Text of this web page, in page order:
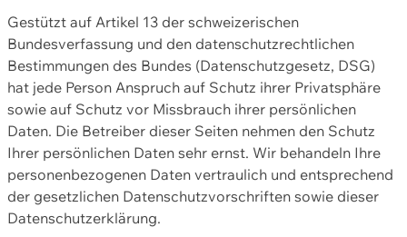
Gestützt auf Artikel 13 der schweizerischen
Bundesverfassung und den datenschutzrechtlichen
Bestimmungen des Bundes (Datenschutzgesetz, DSG)
hat jede Person Anspruch auf Schutz ihrer Privatsphäre
sowie auf Schutz vor Missbrauch ihrer persönlichen
Daten. Die Betreiber dieser Seiten nehmen den Schutz
Ihrer persönlichen Daten sehr ernst. Wir behandeln Ihre
personenbezogenen Daten vertraulich und entsprechend
der gesetzlichen Datenschutzvorschriften sowie dieser
Datenschutzerklärung.